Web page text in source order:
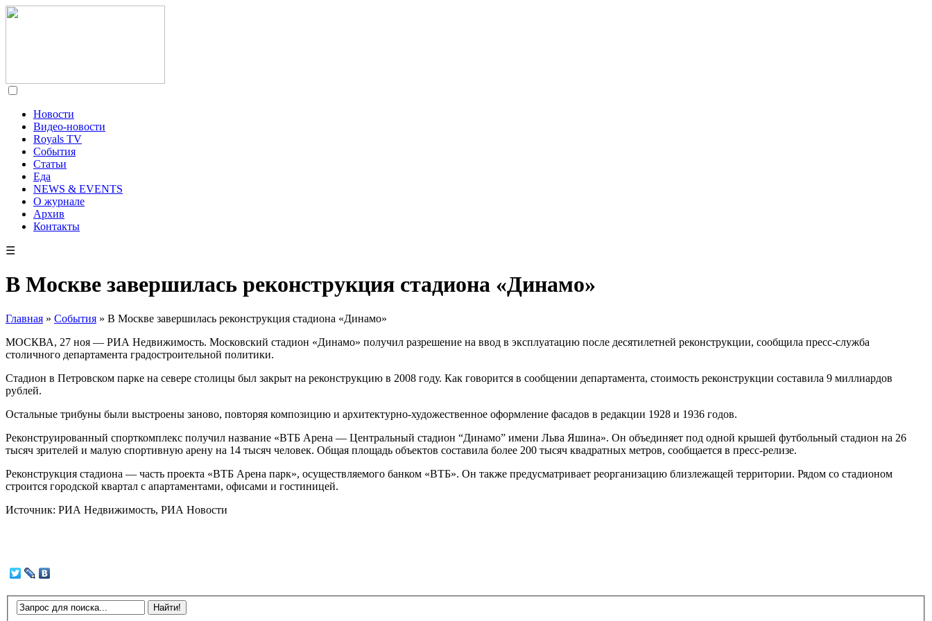
Новости
Видео-новости
Royals TV
События
Статьи
Еда
NEWS & EVENTS
О журнале
Архив
Контакты
☰
В Москве завершилась реконструкция стадиона «Динамо»
Главная » События » В Москве завершилась реконструкция стадиона «Динамо»
МОСКВА, 27 ноя — РИА Недвижимость. Московский стадион «Динамо» получил разрешение на ввод в эксплуатацию после десятилетней реконструкции, сообщила пресс-служба
столичного департамента градостроительной политики.
Стадион в Петровском парке на севере столицы был закрыт на реконструкцию в 2008 году. Как говорится в сообщении департамента, стоимость реконструкции составила 9 миллиардов
рублей.
Остальные трибуны были выстроены заново, повторяя композицию и архитектурно-художественное оформление фасадов в редакции 1928 и 1936 годов.
Реконструированный спорткомплекс получил название «ВТБ Арена — Центральный стадион “Динамо” имени Льва Яшина». Он объединяет под одной крышей футбольный стадион на 26
тысяч зрителей и малую спортивную арену на 14 тысяч человек. Общая площадь объектов составила более 200 тысяч квадратных метров, сообщается в пресс-релизе.
Реконструкция стадиона — часть проекта «ВТБ Арена парк», осуществляемого банком «ВТБ». Он также предусматривает реорганизацию близлежащей территории. Рядом со стадионом
строится городской квартал с апартаментами, офисами и гостиницей.
Источник: РИА Недвижимость, РИА Новости